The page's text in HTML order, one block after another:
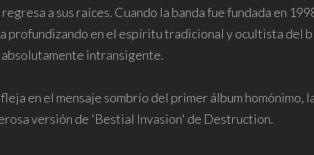
a sus raíces. Cuando la banda fue fundada en
profundizando en el espíritu tradicional y ocultista del
intransigente.
en el mensaje sombrío del primer álbum
versión de 'Bestial Invasion' de Destruction.